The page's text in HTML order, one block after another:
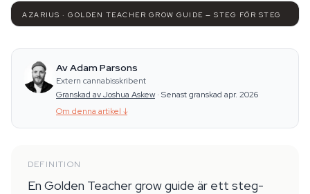
AZARIUS · GOLDEN TEACHER GROW GUIDE — STEG FÖR STEG
Av Adam Parsons
Extern cannabisskribent
Granskad av Joshua Askew · Senast granskad apr. 2026
Om denna artikel ↓
DEFINITION
En Golden Teacher grow guide är ett steg-